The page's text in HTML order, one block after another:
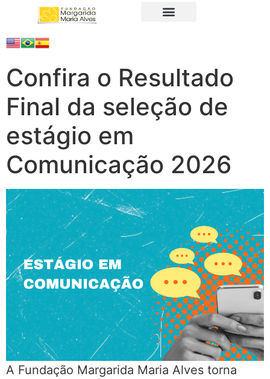
Confira o Resultado
Final da seleção de
estágio em
Comunicação 2026
A Fundação Margarida Maria Alves torna